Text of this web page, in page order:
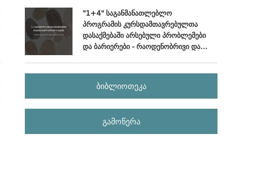
"1+4" საგანმანათლებლო
პროგრამის კურსდამთავრებულთა
დასაქმებაში არსებული პრობლემები
და ბარიერები - რაოდენობრივი და
ბიბლიოთეკა
გამოწერა